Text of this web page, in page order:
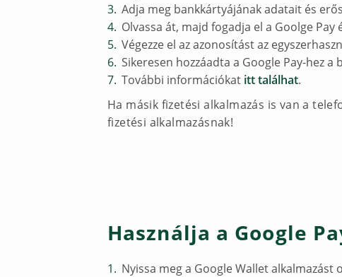
Adja meg bankkártyájának adatait és
Olvassa át, majd fogadja el a Goolge Pay
Végezze el az azonosítást az
Sikeresen hozzáadta a Google Pay-hez a
További információkat itt találhat.
Ha másik fizetési alkalmazás is van a
fizetési alkalmazásnak!
Használja a Google
Nyissa meg a Google Wallet alkalmazást